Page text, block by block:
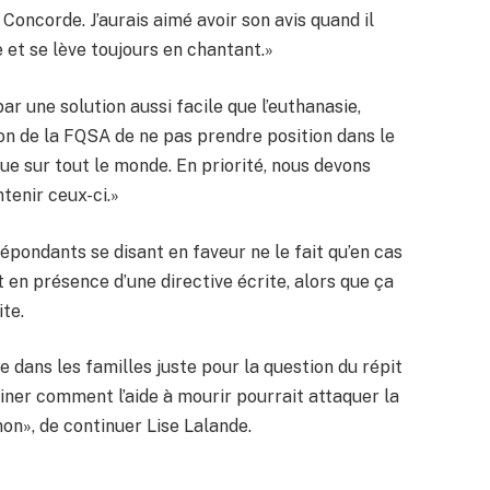
J’aurais aimé avoir son avis quand il
et se lève toujours en chantant.»
une solution aussi facile que l’euthanasie,
de la FQSA de ne pas prendre position dans le
sur tout le monde. En priorité, nous devons
ceux-ci.»
se disant en faveur ne le fait qu’en cas
présence d’une directive écrite, alors que ça
dans les familles juste pour la question du répit
comment l’aide à mourir pourrait attaquer la
de continuer Lise Lalande.